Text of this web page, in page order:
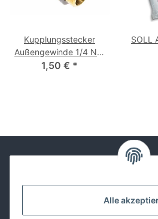
Alle
Kupplungsstecker
Außengewinde 1/4 NW
7,2
1,50 € *
SOLL
Lackwissen